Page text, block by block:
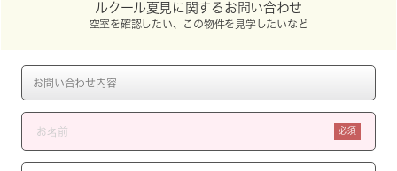
ルクール夏見に関するお問い合わせ
空室を確認したい、この物件を見学したいなど
必須